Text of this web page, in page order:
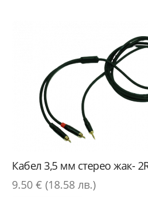
Кабел 3,5 мм стерео жак-
9.50 € (18.58 лв.)